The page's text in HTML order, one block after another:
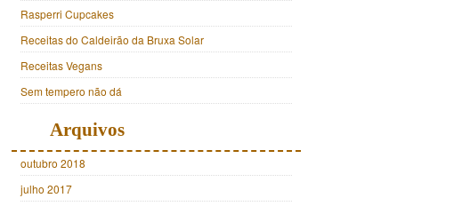
Rasperri Cupcakes
Receitas do Caldeirão da Bruxa Solar
Receitas Vegans
Sem tempero não dá
Arquivos
outubro 2018
julho 2017